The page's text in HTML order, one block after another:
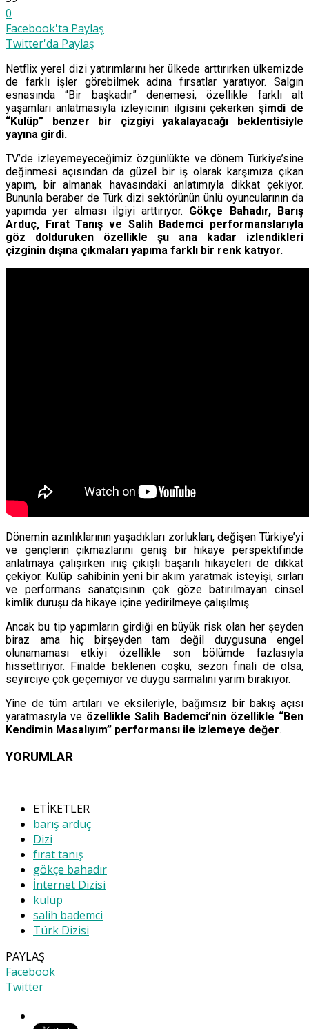
0
Facebook'ta Paylaş
Twitter'da Paylaş
Netflix yerel dizi yatırımlarını her ülkede arttırırken ülkemizde
de farklı işler görebilmek adına fırsatlar yaratıyor. Salgın
esnasında “Bir başkadır” denemesi, özellikle farklı alt
yaşamları anlatmasıyla izleyicinin ilgisini çekerken şimdi de
“Kulüp” benzer bir çizgiyi yakalayacağı beklentisiyle
yayına girdi.
TV’de izleyemeyeceğimiz özgünlükte ve dönem Türkiye’sine
değinmesi açısından da güzel bir iş olarak karşımıza çıkan
yapım, bir almanak havasındaki anlatımıyla dikkat çekiyor.
Bununla beraber de Türk dizi sektörünün ünlü oyuncularının da
yapımda yer alması ilgiyi arttırıyor. Gökçe Bahadır, Barış
Arduç, Fırat Tanış ve Salih Bademci performanslarıyla
göz dolduruken özellikle şu ana kadar izlendikleri
çizginin dışına çıkmaları yapıma farklı bir renk katıyor.
Dönemin azınlıklarının yaşadıkları zorlukları, değişen Türkiye’yi
ve gençlerin çıkmazlarını geniş bir hikaye perspektifinde
anlatmaya çalışırken iniş çıkışlı başarılı hikayeleri de dikkat
çekiyor. Kulüp sahibinin yeni bir akım yaratmak isteyişi, sırları
ve performans sanatçısının çok göze batırılmayan cinsel
kimlik duruşu da hikaye içine yedirilmeye çalışılmış.
Ancak bu tip yapımların girdiği en büyük risk olan her şeyden
biraz ama hiç birşeyden tam değil duygusuna engel
olunamaması etkiyi özellikle son bölümde fazlasıyla
hissettiriyor. Finalde beklenen coşku, sezon finali de olsa,
seyirciye çok geçemiyor ve duygu sarmalını yarım bırakıyor.
Yine de tüm artıları ve eksileriyle, bağımsız bir bakış açısı
yaratmasıyla ve özellikle Salih Bademci’nin özellikle “Ben
Kendimin Masalıyım” performansı ile izlemeye değer.
YORUMLAR
ETİKETLER
barış arduç
Dizi
fırat tanış
gökçe bahadır
İnternet Dizisi
kulüp
salih bademci
Türk Dizisi
PAYLAŞ
Facebook
Twitter